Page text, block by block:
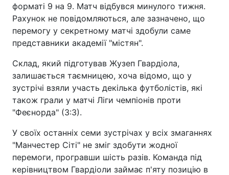
форматі 9 на 9. Матч відбувся минулого тижня.
Рахунок не повідомляються, але зазначено, що
перемогу у секретному матчі здобули саме
представники академії "містян".
Склад, який підготував Жузеп Гвардіола,
залишається таємницею, хоча відомо, що у
зустрічі взяли участь декілька футболістів, які
також грали у матчі Ліги чемпіонів проти
"Феєнорда" (3:3).
У своїх останніх семи зустрічах у всіх змаганнях
"Манчестер Сіті" не зміг здобути жодної
перемоги, програвши шість разів. Команда під
керівництвом Гвардіоли займає п'яту позицію в